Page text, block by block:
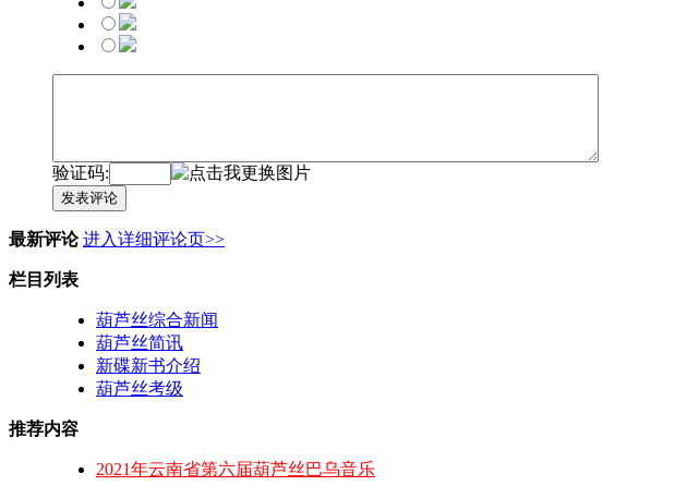
验证码:
发表评论
最新评论 进入详细评论页>>
栏目列表
葫芦丝综合新闻
葫芦丝简讯
新碟新书介绍
葫芦丝考级
推荐内容
2021年云南省第六届葫芦丝巴乌音乐